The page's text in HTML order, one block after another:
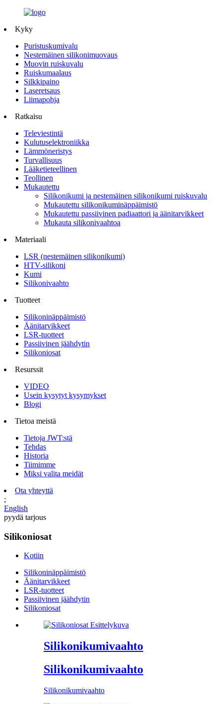
Kyky
Puristuskumivalu
Nestemäinen silikonimuovaus
Muovin ruiskuvalu
Ruiskumaalaus
Silkkipaino
Laseretsaus
Liimapohja
Ratkaisu
Televiestintä
Kulutuselektroniikka
Lämmöneristys
Turvallisuus
Lääketieteellinen
Teollinen
Mukautettu
Silikonikumi ja nestemäinen silikonikumi ruiskuvalu
Mukautettu silikonikuminäppäimistö
Mukautettu passiivinen padiaattori ja äänitarvikkeet
Mukauta silikonivaahtoa
Materiaali
LSR (nestemäinen silikonikumi)
HTV-silikoni
Kumi
Silikonivaahto
Tuotteet
Silikoninäppäimistö
Äänitarvikkeet
LSR-tuotteet
Passiivinen jäähdytin
Silikoniosat
Resurssit
VIDEO
Usein kysytyt kysymykset
Blogi
Tietoa meistä
Tietoja JWT:stä
Tehdas
Historia
Tiimimme
Miksi valita meidät
Ota yhteyttä
;
English
pyydä tarjous
Silikoniosat
Kotiin
Silikoninäppäimistö
Äänitarvikkeet
LSR-tuotteet
Passiivinen jäähdytin
Silikoniosat
Silikonikumivaahto
Silikonikumivaahto
Silikonikumivaahto